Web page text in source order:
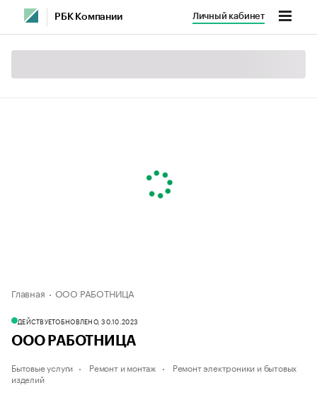
РБК Компании Личный кабинет
Главная ООО РАБОТНИЦА
ДЕЙСТВУЕТОБНОВЛЕНО, 30.10.2023
ООО РАБОТНИЦА
Бытовые услуги Ремонт и монтаж
Ремонт электроники и бытовых
изделий